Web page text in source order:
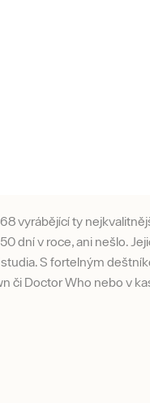
vyrábějící ty
dní v roce, ani nešlo.
S fortelným
či Doctor Who nebo v